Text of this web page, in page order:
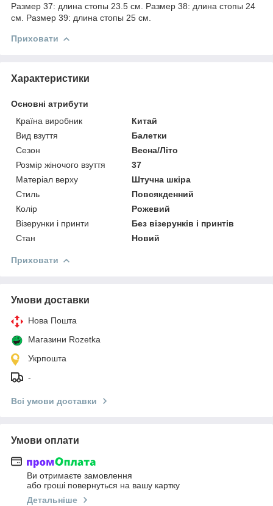
Размер 37: длина стопы 23.5 см. Размер 38: длина стопы 24
см. Размер 39: длина стопы 25 см.
Приховати
Характеристики
Основні атрибути
Країна виробник
Китай
Вид взуття
Балетки
Сезон
Весна/Літо
Розмір жіночого взуття
37
Матеріал верху
Штучна шкіра
Стиль
Повсякденний
Колір
Рожевий
Візерунки і принти
Без візерунків і принтів
Стан
Новий
Приховати
Умови доставки
Нова Пошта
Магазини Rozetka
Укрпошта
-
Всі умови доставки
Умови оплати
Ви отримаєте замовлення
або гроші повернуться на вашу картку
Детальніше